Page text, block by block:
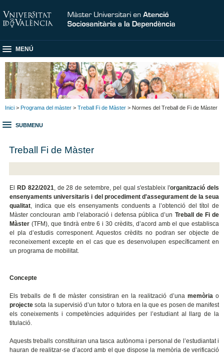
MENÚ
Inici > Programa del màster > Treball Fi de Màster > Normes del Treball de Fi de Màster
SUBMENU
Treball Fi de Màster
El RD 822/2021, de 28 de setembre, pel qual s'estableix l'organització dels
ensenyaments universitaris i del procediment d'assegurament de la seua
qualitat, indica que els ensenyaments conduents a l’obtenció del títol de
Màster conclouran amb l’elaboració i defensa pública d’un Treball de Fi de
Màster (TFM), que tindrà entre 6 i 30 crèdits, d’acord amb el que establisca
el pla d’estudis corresponent. Aquestos crèdits no podran ser objecte de
reconeixement excepte en el cas que es desenvolupen específicament en
un programa de mobilitat.
Concepte
Els treballs de fi de màster consistiran en la realització d’una memòriao
projecte sota la supervisió d’un tutor o tutora en la que es posen de manifest
els coneixements i competències adquirides per l’estudiant al llarg de la
titulació.
Aquests treballs constituiran una tasca autònoma i personal de l’estudiantat i
hauran de realitzar-se d’acord amb el que dispose la memòria de verificació